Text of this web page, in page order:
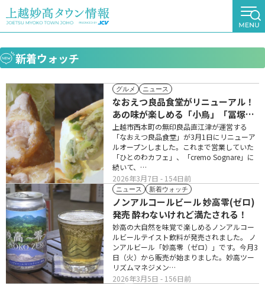
新着ウォッチ
グルメ ニュース
2026年3月7日 - 154日前
なおえつ良品食堂がリニューアル！
あの味が楽しめる「小鳥」「冨塚食
堂」が仲間入り
上越市西本町の無印良品直江津が運営する
「なおえつ良品食堂」が3月1日にリニューア
ルオープンしました。これまで営業していた
「ひとのわカフェ」、「cremo Sognare」に
続いて、…
ニュース 新着ウォッチ
2026年3月5日 - 156日前
ノンアルコールビール 妙高零(ゼロ)
発売 酔わないけれど満たされる！
妙高の大自然を味覚で楽しめるノンアルコー
ルビールテイスト飲料が発売されました。 ノ
ンアルビール「妙高零（ゼロ）」です。今月3
日（火）から販売が始まりました。妙高ツー
リズムマネジメン…